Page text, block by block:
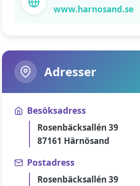
www.harnosand.se
Adresser
Besöksadress
Rosenbäcksallén 39
87161 Härnösand
Postadress
Rosenbäcksallén 39